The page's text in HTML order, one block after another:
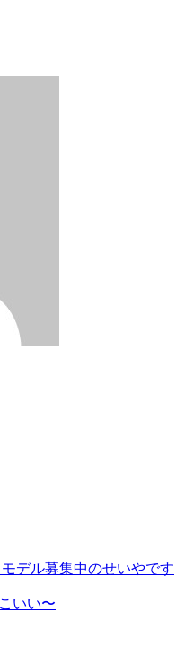
デル募集中のせいやです
いい〜